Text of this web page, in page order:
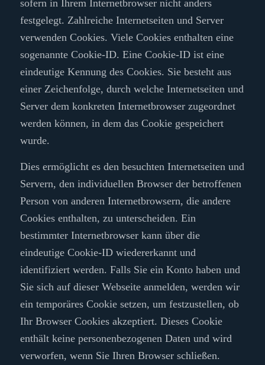
sofern in Ihrem Internetbrowser nicht anders
festgelegt. Zahlreiche Internetseiten und Server
verwenden Cookies. Viele Cookies enthalten eine
sogenannte Cookie-ID. Eine Cookie-ID ist eine
eindeutige Kennung des Cookies. Sie besteht aus
einer Zeichenfolge, durch welche Internetseiten und
Server dem konkreten Internetbrowser zugeordnet
werden können, in dem das Cookie gespeichert
wurde.
Dies ermöglicht es den besuchten Internetseiten und
Servern, den individuellen Browser der betroffenen
Person von anderen Internetbrowsern, die andere
Cookies enthalten, zu unterscheiden. Ein
bestimmter Internetbrowser kann über die
eindeutige Cookie-ID wiedererkannt und
identifiziert werden. Falls Sie ein Konto haben und
Sie sich auf dieser Webseite anmelden, werden wir
ein temporäres Cookie setzen, um festzustellen, ob
Ihr Browser Cookies akzeptiert. Dieses Cookie
enthält keine personenbezogenen Daten und wird
verworfen, wenn Sie Ihren Browser schließen.